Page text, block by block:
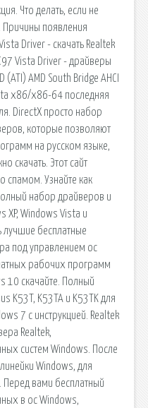
Что делать, если не
Причины появления
Driver - скачать Realtek
Vista Driver - драйверы
AMD South Bridge AHCI
x86/x86-64 последняя
DirectX просто набор
которые позволяют
на русском языке,
скачать. Этот сайт
спамом. Узнайте как
набор драйверов и
XP, Windows Vista и
лучшие бесплатные
под управлением ос
рабочих программ
10 скачайте. Полный
K53T, K53TA и K53TK для
7 с инструкцией. Realtek
Realtek,
систем Windows. После
Windows, для
Перед вами бесплатный
в ос Windows,